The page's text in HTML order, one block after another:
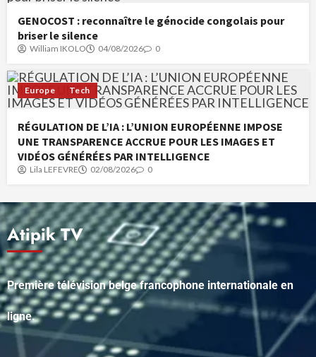
GENOCOST : reconnaître le génocide congolais pour
briser le silence
William IKOLO 04/08/2026 0
Europe Tech
RÉGULATION DE L’IA : L’UNION EUROPÉENNE IMPOSE
UNE TRANSPARENCE ACCRUE POUR LES IMAGES ET
VIDÉOS GÉNÉRÉES PAR INTELLIGENCE
Lila LEFEVRE 02/08/2026 0
Atipik TV
Première télévision belge francophone internationale en
ligne.